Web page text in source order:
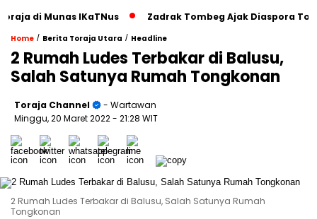
di Munas IKaTNus
Zadrak Tombeg Ajak Diaspora Toraja
Home / Berita Toraja Utara / Headline
2 Rumah Ludes Terbakar di Balusu,
Salah Satunya Rumah Tongkonan
Toraja Channel
- Wartawan
Minggu, 20 Maret 2022- 21:28 WIT
2 Rumah Ludes Terbakar di Balusu, Salah Satunya Rumah
Tongkonan